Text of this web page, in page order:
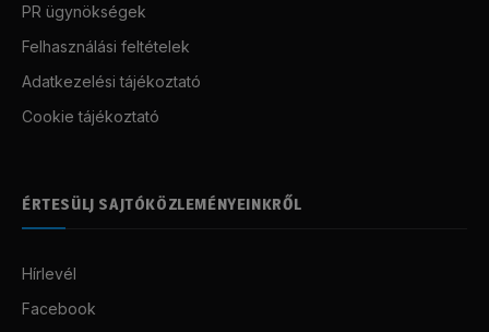
PR ügynökségek
Felhasználási feltételek
Adatkezelési tájékoztató
Cookie tájékoztató
ÉRTESÜLJ SAJTÓKÖZLEMÉNYEINKRŐL
Hírlevél
Facebook